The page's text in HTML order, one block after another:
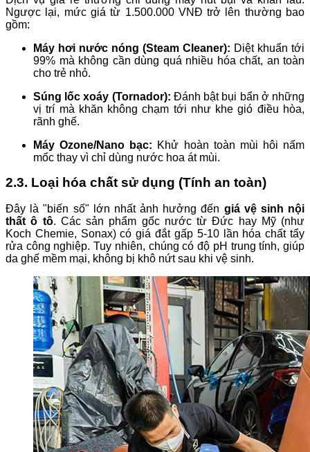
Ngược lại, mức giá từ 1.500.000 VNĐ trở lên thường bao
gồm:
Máy hơi nước nóng (Steam Cleaner): Diệt khuẩn tới
99% mà không cần dùng quá nhiều hóa chất, an toàn
cho trẻ nhỏ.
Súng lốc xoáy (Tornador): Đánh bật bụi bẩn ở những
vị trí mà khăn không chạm tới như khe gió điều hòa,
rãnh ghế.
Máy Ozone/Nano bạc: Khử hoàn toàn mùi hôi nấm
mốc thay vì chỉ dùng nước hoa át mùi.
2.3. Loại hóa chất sử dụng (Tính an toàn)
Đây là "biến số" lớn nhất ảnh hưởng đến giá vệ sinh nội
thất ô tô. Các sản phẩm gốc nước từ Đức hay Mỹ (như
Koch Chemie, Sonax) có giá đắt gấp 5-10 lần hóa chất tẩy
rửa công nghiệp. Tuy nhiên, chúng có độ pH trung tính, giúp
da ghế mềm mại, không bị khô nứt sau khi vệ sinh.